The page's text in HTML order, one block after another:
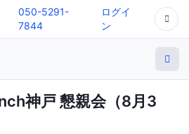
050-5291-
7844
ログイ
ン
神戸 懇親会（8月3